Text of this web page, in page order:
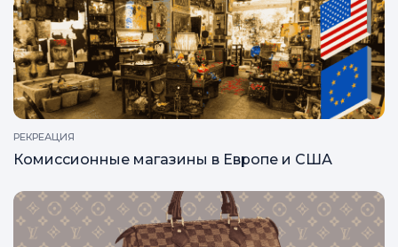
РЕКРЕАЦИЯ
Комиссионные магазины в Европе и США